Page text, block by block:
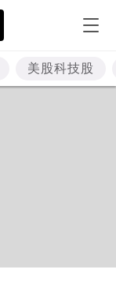
美股科技股